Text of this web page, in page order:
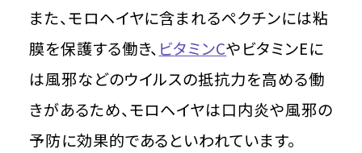
また、モロヘイヤに含まれるペクチンには粘
膜を保護する働き、 ビタミンCやビタミンEに
は風邪などのウイルスの抵抗力を高める働
きがあるため、モロヘイヤは口内炎や風邪の
予防に効果的であるといわれています。